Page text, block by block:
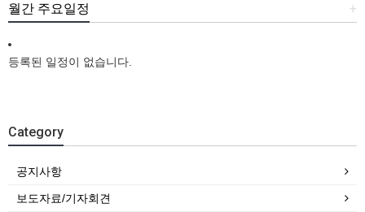
+
월간 주요일정
등록된 일정이 없습니다.
Category
공지사항
보도자료/기자회견